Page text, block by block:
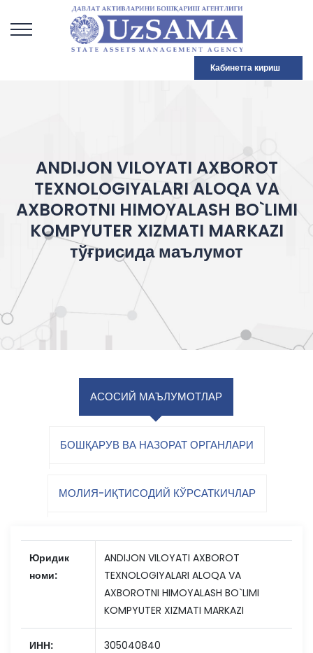
Кабинетга кириш
ANDIJON VILOYATI AXBOROT
TEXNOLOGIYALARI ALOQA VA
AXBOROTNI HIMOYALASH BO`LIMI
KOMPYUTER XIZMATI MARKAZI
тўғрисида маълумот
АСОСИЙ МАЪЛУМОТЛАР
БОШҚАРУВ ВА НАЗОРАТ ОРГАНЛАРИ
МОЛИЯ-ИҚТИСОДИЙ КЎРСАТКИЧЛАР
Юридик
номи:
ANDIJON VILOYATI AXBOROT
TEXNOLOGIYALARI ALOQA VA
AXBOROTNI HIMOYALASH BO`LIMI
KOMPYUTER XIZMATI MARKAZI
ИНН: 305040840